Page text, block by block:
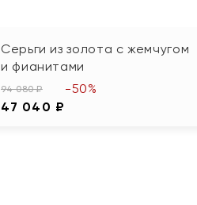
Серьги из золота с жемчугом
и фианитами
94 080 ₽
47 040 ₽
-50%